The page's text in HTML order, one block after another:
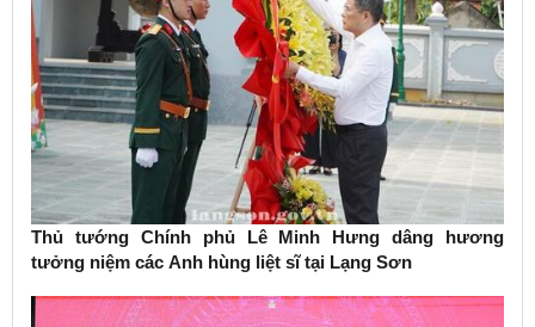
Thủ tướng Chính phủ Lê Minh Hưng dâng hương
tưởng niệm các Anh hùng liệt sĩ tại Lạng Sơn